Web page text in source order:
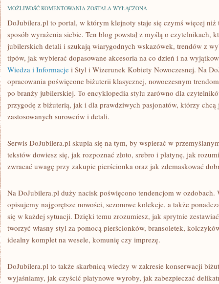
MOŻLIWOŚĆ KOMENTOWANIA NOWOCZESNE
W
JUBILERSTWIE
I
HISTORIA
BIŻUTERII
ZOSTAŁA WYŁĄCZONA
DoJubilera.pl to portal, w którym klejnoty staje się czymś więcej
sposób wyrażenia siebie. Ten blog powstał z myślą o czytelnikach,
jubilerskich detali i szukają wiarygodnych wskazówek, trendów z
tipów, jak wybierać dopasowane akcesoria na co dzień i na
Wiedza i Informacje i Styl i Wizerunek Kobiety Nowoczesnej. Na
opracowania poświęcone biżuterii klasycznej, nowoczesnym
po branży jubilerskiej. To encyklopedia stylu zarówno dla
przygodę z biżuterią, jak i dla prawdziwych pasjonatów, którzy
zastosowanych surowców i detali.
Serwis DoJubilera.pl skupia się na tym, by wspierać w
tekstów dowiesz się, jak rozpoznać złoto, srebro i platynę, jak
zwracać uwagę przy zakupie pierścionka oraz jak zdemaskować
Na DoJubilera.pl duży nacisk poświęcono tendencjom w ozdobach.
opisujemy najgorętsze nowości, sezonowe kolekcje, a także
się w każdej sytuacji. Dzięki temu zrozumiesz, jak sprytnie
tworzyć własny styl za pomocą pierścionków, bransoletek,
idealny komplet na wesele, komunię czy imprezę.
DoJubilera.pl to także skarbnicą wiedzy w zakresie konserwacji
wyjaśniamy, jak czyścić platynowe wyroby, jak zabezpieczać